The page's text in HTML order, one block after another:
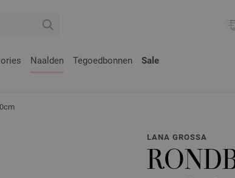
Naalden Tegoedbonnen Sale
LANA GROSSA